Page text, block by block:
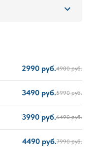
2990 руб.4900 руб.
3490 руб.5990 руб.
3990 руб.6490 руб.
4490 руб.7990 руб.